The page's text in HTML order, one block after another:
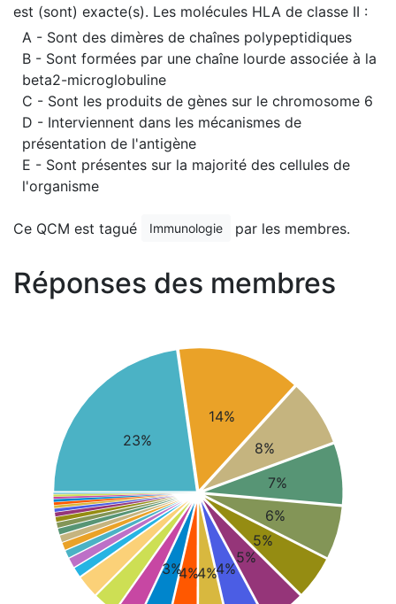
est (sont) exacte(s). Les molécules HLA de classe II :
A - Sont des dimères de chaînes polypeptidiques
B - Sont formées par une chaîne lourde associée à la
beta2-microglobuline
C - Sont les produits de gènes sur le chromosome 6
D - Interviennent dans les mécanismes de
présentation de l'antigène
E - Sont présentes sur la majorité des cellules de
l'organisme
Ce QCM est tagué Immunologie par les membres.
Réponses des membres
23%
14%
8%
7%
6%
5%
5%
4%
4%
4%
3%